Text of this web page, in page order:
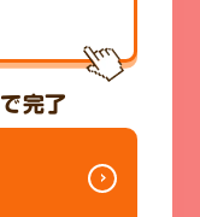
で完了